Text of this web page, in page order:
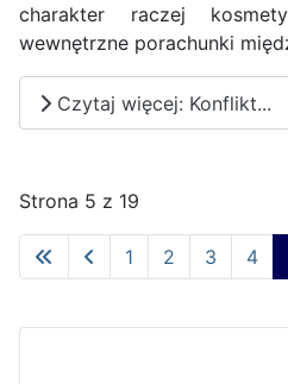
charakter raczej
wewnętrzne porachunki
Czytaj więcej: Konflikt...
Strona 5 z 19
1 2 3 4